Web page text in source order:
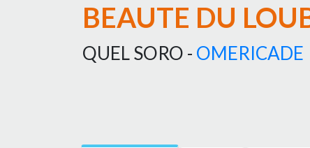
BEAUTE DU
QUEL SORO - OMERICADE